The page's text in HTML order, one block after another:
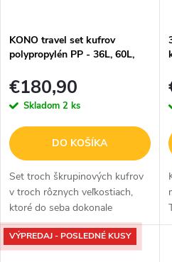
KONO travel set kufrov
polypropylén PP - 36L, 60L,
€180,90
Skladom 2 ks
DO KOŠÍKA
Set troch škrupinových kufrov
v troch rôznych veľkostiach,
ktoré do seba dokonale
zapadnú. Set kufrov je
vyrobený z vysoko kvalitného
polypropylénu. V modernom
VÝPREDAJ - POSLEDNÉ KUSY